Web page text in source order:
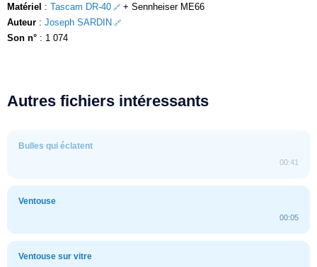
Matériel : Tascam DR-40
+ Sennheiser ME66
Auteur : Joseph SARDIN
Son n° : 1 074
Autres fichiers intéressants
Bulles qui éclatent
00:41
Ventouse
00:05
Ventouse sur vitre